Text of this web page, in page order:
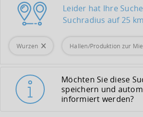
Leider hat Ihre
Suchradius auf 25
Wurzen Hallen/Produktion zur
Möchten Sie diese
speichern und
informiert werden?